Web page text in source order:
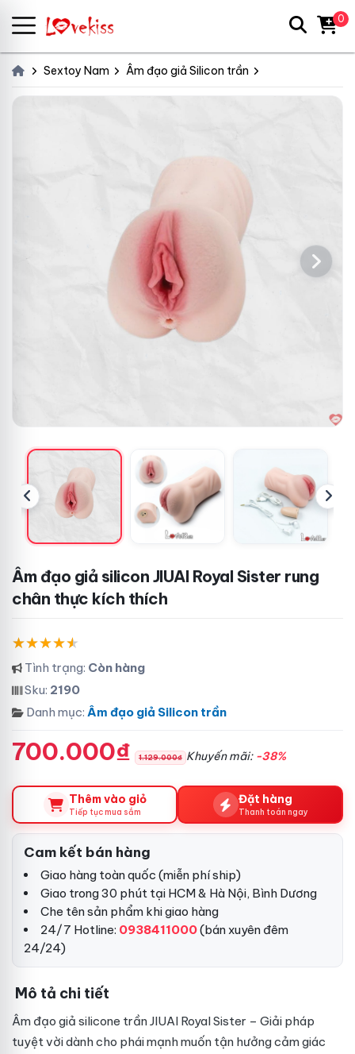
Sextoy Nam Âm đạo giả Silicon trần
Âm đạo giả silicon JIUAI Royal Sister rung
chân thực kích thích
Tình trạng: Còn hàng
Sku: 2190
Danh mục: Âm đạo giả Silicon trần
700.000₫ 1.129.000₫ Khuyến mãi: -38%
Thêm vào giỏ
Tiếp tục mua sắm
Đặt hàng
Thanh toán ngay
Cam kết bán hàng
Giao hàng toàn quốc (miễn phí ship)
Giao trong 30 phút tại HCM & Hà Nội, Bình Dương
Che tên sản phẩm khi giao hàng
24/7 Hotline: 0938411000(bán xuyên đêm
24/24)
Mô tả chi tiết
Âm đạo giả silicone trần JIUAI Royal Sister – Giải pháp
tuyệt vời dành cho phái mạnh muốn tận hưởng cảm giác
0